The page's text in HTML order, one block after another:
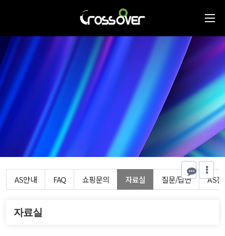
AS안내 FAQ 쇼핑문의 자료실 질문/답변 AS진
자료실